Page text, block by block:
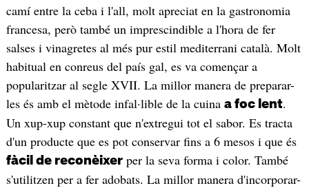
camí entre la ceba i l'all, molt apreciat en la gastronomia
francesa, però també un imprescindible a l'hora de fer
salses i vinagretes al més pur estil mediterrani català. Molt
habitual en conreus del país gal, es va començar a
popularitzar al segle XVII. La millor manera de preparar-
les és amb el mètode infal·lible de la cuina a foc lent.
Un xup-xup constant que n'extregui tot el sabor. Es tracta
d'un producte que es pot conservar fins a 6 mesos i que és
fàcil de reconèixerper la seva forma i color. També
s'utilitzen per a fer adobats. La millor manera d'incorporar-